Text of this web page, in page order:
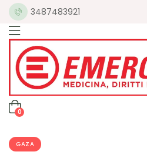
3487483921
0
GAZA